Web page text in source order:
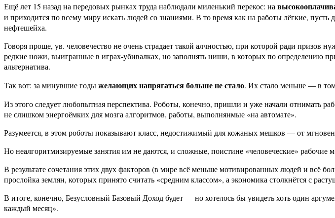
Ещё лет 15 назад на передовых рынках труда наблюдали миленький перекос: на
и приходится по всему миру искать людей со знаниями. В то время как на работы лёгкие,
нефтешейха.
Говоря проще, ув. человечество не очень страдает такой алчностью, при которой ради призов
редкие ножи, выигранные в играх-убивалках, но заполнять ниши, в которых по
альтернатива.
Так вот: за минувшие годыжелающих напрягаться больше не стало. Их стало меньше — в
Из этого следует любопытная перспектива. Роботы, конечно, пришли и уже начали отнимать
не слишком энергоёмких для мозга алгоритмов, работы, выполнянмые «на автомате».
Разумеется, в этом роботы показывают класс, недостижимый для кожаных мешков — от
Но неалгоритмизируемые занятия им не даются, и сложные, поистине «человеческие»
В результате сочетания этих двух факторов (в мире всё меньше мотивированных людей и всё
прослойка землян, которых принято считать «средним классом», а экономика столкнётся с
В итоге, конечно, Безусловный Базовый Доход будет — но хотелось бы увидеть хоть один
каждый месяц».